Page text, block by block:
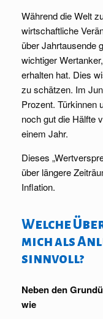
Während die Welt
wirtschaftliche
über Jahrtausende
wichtiger
erhalten hat. Dies
zu schätzen. Im
Prozent. Türkinnen
noch gut die Hälfte
einem Jahr.
Dieses
über längere
Inflation.
Welche
mich als
sinnvoll?
Neben den
wie